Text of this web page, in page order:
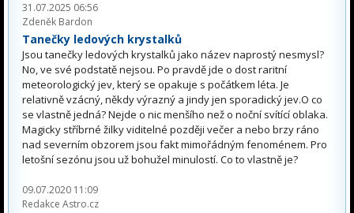
31.07.2025 06:56
Zdeněk Bardon
Tanečky ledových krystalků
Jsou tanečky ledových krystalků jako název naprostý nesmysl?
No, ve své podstatě nejsou. Po pravdě jde o dost raritní
meteorologický jev, který se opakuje s počátkem léta. Je
relativně vzácný, někdy výrazný a jindy jen sporadický jev.O co
se vlastně jedná? Nejde o nic menšího než o noční svítící oblaka.
Magicky stříbrné žilky viditelné později večer a nebo brzy ráno
nad severním obzorem jsou fakt mimořádným fenoménem. Pro
letošní sezónu jsou už bohužel minulostí. Co to vlastně je?
09.07.2020 11:09
Redakce Astro.cz